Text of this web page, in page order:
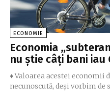
ECONOMIE
Economia
nu ştie câţi bani iau
♦ Valoarea acestei economii
necunoscută, deşi vorbim